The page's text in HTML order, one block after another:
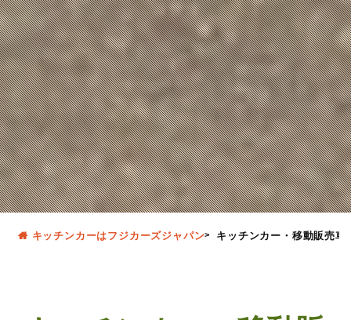
キッチンカーはフジカーズジャパン キッチンカー・移動販売車